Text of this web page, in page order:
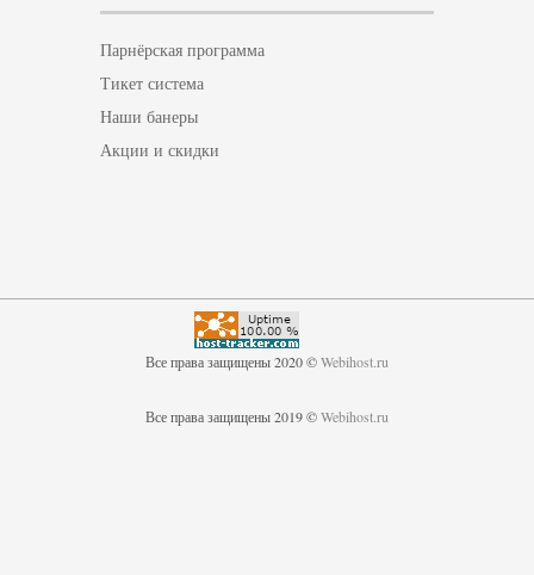
Парнёрская программа
Тикет система
Наши банеры
Акции и скидки
Все права защищены 2020 ©Webihost.ru
Все права защищены 2019 ©Webihost.ru